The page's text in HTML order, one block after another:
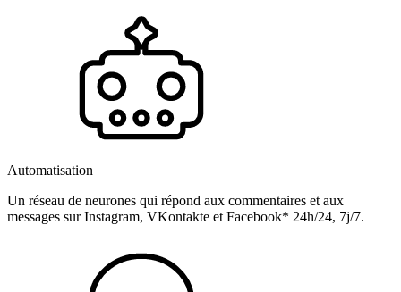
Automatisation
Un réseau de neurones qui répond aux commentaires et aux
messages sur Instagram, VKontakte et Facebook* 24h/24, 7j/7.